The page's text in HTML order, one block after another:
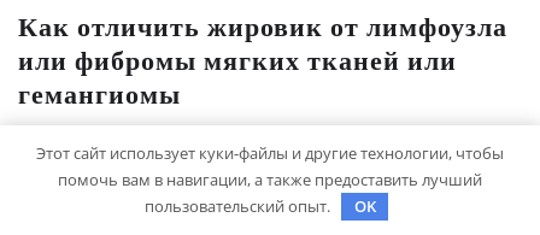
Как отличить жировик от лимфоузла
или фибромы мягких тканей или
гемангиомы
znakcomstva_ Мар 17, 2023
Этот сайт использует куки-файлы и другие технологии, чтобы
помочь вам в навигации, а также предоставить лучший
пользовательский опыт.
OK